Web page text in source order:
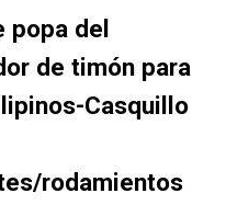
popa del
de timón para
Casquillo
rodamientos